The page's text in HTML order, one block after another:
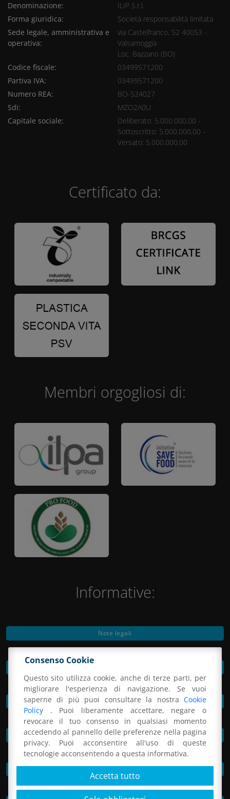
Denominazione:
ILIP S.r.l.
Forma giuridica:
Società responsabilità limitata
Sede legale, amministrativa e
operativa:
via Castelfranco, 52 40053 -
Valsamoggia
Loc. Bazzano (BO)
Codice fiscale:
03499571200
Partiva IVA:
03499571200
Numero REA:
BO-524027
Sdi:
MZO2A0U
Capitale sociale:
Deliberato: 5.000.000,00 -
Sottoscritto: 5.000.000,00 -
Versato: 5.000.000,00
Certificato da:
Membri orgogliosi di:
Informative:
Note legali
Preferenze cookie
Informativa per il sistema di videosorveglianza
MOG e codice etico
Consenso Cookie
Questo sito utilizza cookie, anche di terze parti, per
migliorare l'esperienza di navigazione. Se vuoi
saperne di più puoi consultare la nostra Cookie
Policy . Puoi liberamente accettare, negare o
revocare il tuo consenso in qualsiasi momento
accedendo al pannello delle preferenze nella pagina
privacy. Puoi acconsentire all'uso di queste
tecnologie acconsentendo a questa informativa.
Accetta tutto